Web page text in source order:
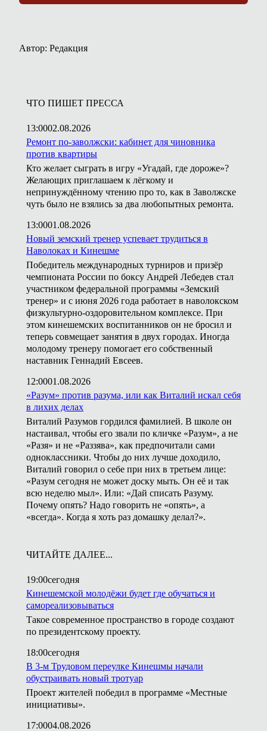
Автор: Редакция
ЧТО ПИШЕТ ПРЕССА
13:0002.08.2026
Ремонт по-заволжски: кабинет для чиновника
против квартиры
Кто желает сыграть в игру «Угадай, где дороже»?
Желающих приглашаем к лёгкому и
непринуждённому чтению про то, как в Заволжске
чуть было не взялись за два любопытных ремонта.
13:0001.08.2026
Новый земский тренер успевает трудиться в
Наволоках и Кинешме
Победитель международных турниров и призёр
чемпионата России по боксу Андрей Лебедев стал
участником федеральной программы «Земский
тренер» и с июня 2026 года работает в наволокском
физкультурно-оздоровительном комплексе. При
этом кинешемских воспитанников он не бросил и
теперь совмещает занятия в двух городах. Иногда
молодому тренеру помогает его собственный
наставник Геннадий Евсеев.
12:0001.08.2026
«Разум» против разума, или как Виталий искал себя
в лихих делах
Виталий Разумов гордился фамилией. В школе он
настаивал, чтобы его звали по кличке «Разум», а не
«Разя» и не «Раззява», как предпочитали сами
одноклассники. Чтобы до них лучше доходило,
Виталий говорил о себе при них в третьем лице:
«Разум сегодня не может доску мыть. Он её и так
всю неделю мыл». Или: «Дай списать Разуму.
Почему опять? Надо говорить не «опять», а
«всегда». Когда я хоть раз домашку делал?».
ЧИТАЙТЕ ДАЛЕЕ...
19:00сегодня
Кинешемской молодёжи будет где обучаться и
самореализовываться
Такое современное пространство в городе создают
по президентскому проекту.
18:00сегодня
В 3-м Трудовом переулке Кинешмы начали
обустраивать новый тротуар
Проект жителей победил в программе «Местные
инициативы».
17:0004.08.2026